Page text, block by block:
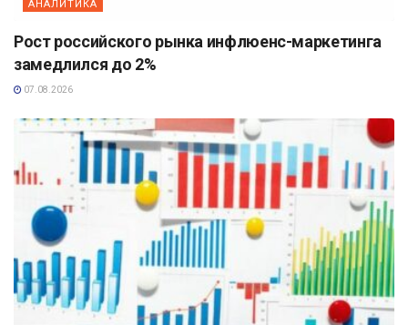
АНАЛИТИКА
Рост российского рынка инфлюенс-маркетинга
замедлился до 2%
07.08.2026